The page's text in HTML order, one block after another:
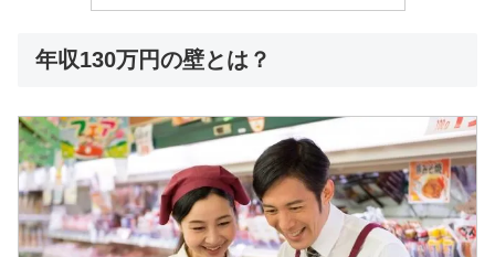
年収130万円の壁とは？